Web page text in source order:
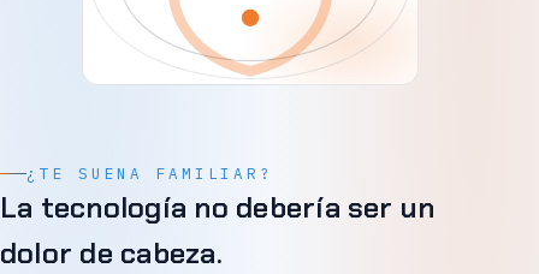
¿TE SUENA FAMILIAR?
La tecnología no debería ser un
dolor de cabeza.